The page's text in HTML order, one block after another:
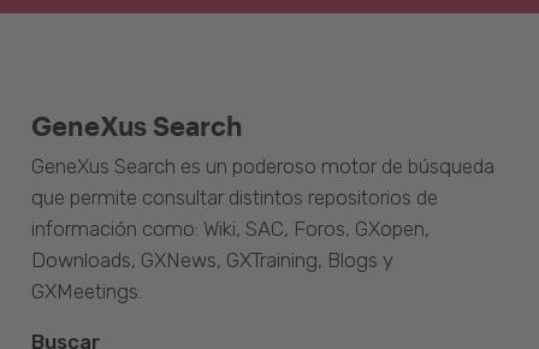
GeneXus Search
GeneXus Search es un poderoso motor de búsqueda
que permite consultar distintos repositorios de
información como: Wiki, SAC, Foros, GXopen,
Downloads, GXNews, GXTraining, Blogs y
GXMeetings.
Buscar